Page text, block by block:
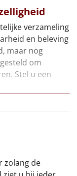
verzameling
en beleving
maar nog
om
Stel u een
zolang de